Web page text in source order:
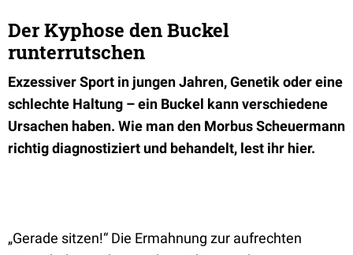
Der Kyphose den Buckel
runterrutschen
Exzessiver Sport in jungen Jahren, Genetik oder eine
schlechte Haltung – ein Buckel kann verschiedene
Ursachen haben. Wie man den Morbus Scheuermann
richtig diagnostiziert und behandelt, lest ihr hier.
„Gerade sitzen!“ Die Ermahnung zur aufrechten